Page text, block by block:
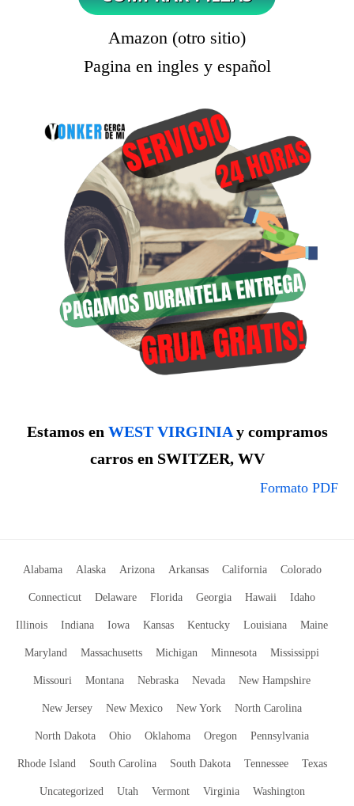
Amazon (otro sitio)
Pagina en ingles y español
Estamos en WEST VIRGINIAy compramos
carros en SWITZER, WV
Formato PDF
Alabama Alaska Arizona Arkansas California Colorado
Connecticut Delaware Florida Georgia Hawaii Idaho
Illinois Indiana Iowa Kansas Kentucky Louisiana Maine
Maryland Massachusetts Michigan Minnesota Mississippi
Missouri Montana Nebraska Nevada New Hampshire
New Jersey New Mexico New York North Carolina
North Dakota Ohio Oklahoma Oregon Pennsylvania
Rhode Island South Carolina South Dakota Tennessee Texas
Uncategorized Utah Vermont Virginia Washington